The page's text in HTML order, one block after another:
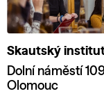
Skautský
Dolní náměstí
Olomouc